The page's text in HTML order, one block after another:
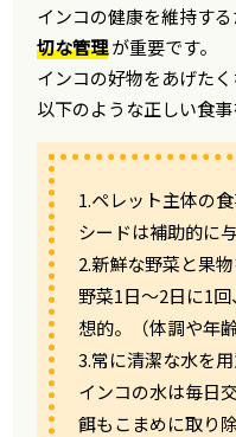
インコの健康を維持す
切な管理が重要です。
インコの好物をあげたく
以下のような正しい食事
1.ペレット主体の
シードは補助的に
2.新鮮な野菜と果
野菜1日〜2日に1
想的。（体調や年
3.常に清潔な水を
インコの水は毎日
餌もこまめに取り除